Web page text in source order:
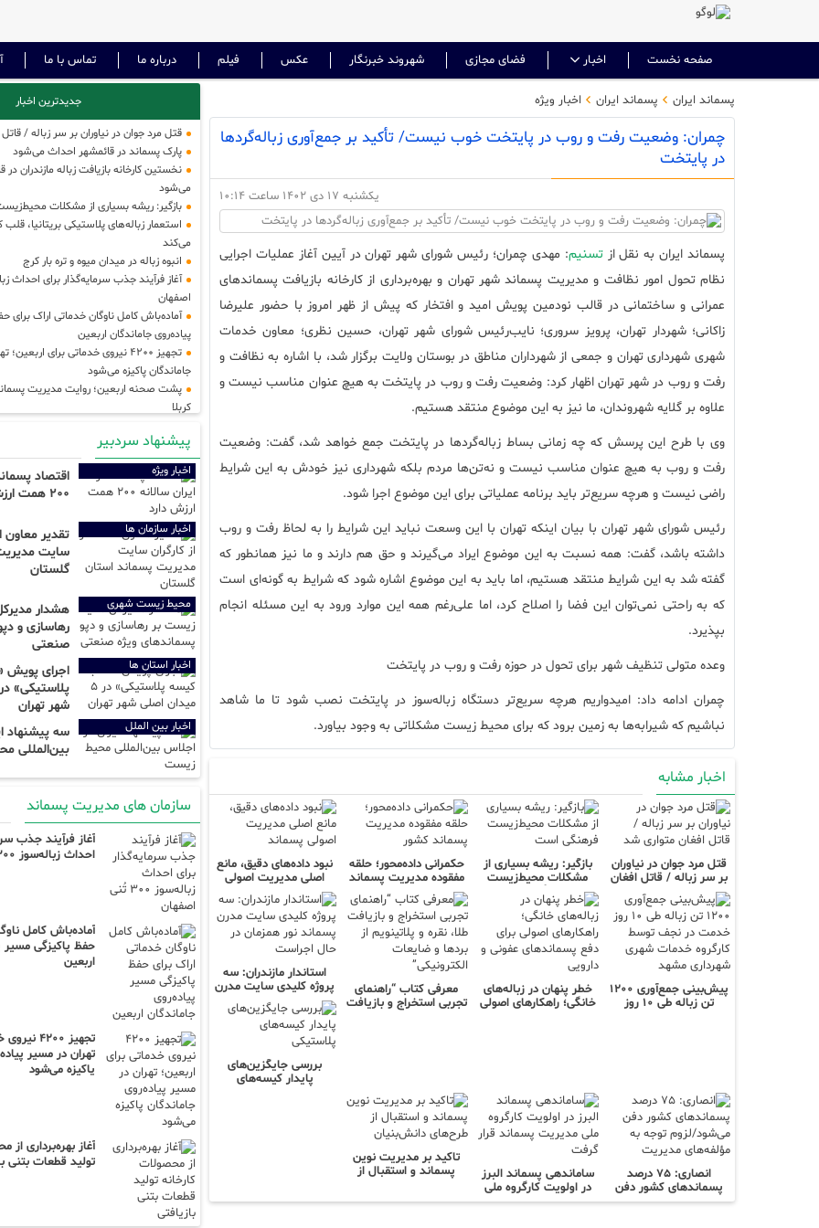
صفحه نخست اخبار فضای مجازی شهروند خبرنگار عکس فیلم درباره ما تماس با ما
پسماند ایران پسماند ایران اخبار ویژه
چمران: وضعیت رفت و روب در پایتخت خوب نیست/ تأکید بر جمع‌آوری زباله‌گردها
در پایتخت
یکشنبه 17 دی 1402 ساعت 10:14
پسماند ایران به نقل ازتسنیم: مهدی چمران؛ رئیس شورای شهر تهران در آیین آغاز عملیات اجرایی
نظام تحول امور نظافت و مدیریت پسماند شهر تهران و بهره‌برداری از کارخانه بازیافت پسماند‌های
عمرانی و ساختمانی در قالب نودمین پویش امید و افتخار که پیش از ظهر امروز با حضور علیرضا
زاکانی؛ شهردار تهران، پرویز سروری؛ نایب‌رئیس شورای شهر تهران، حسین نظری؛ معاون خدمات
شهری شهرداری تهران و جمعی از شهرداران مناطق در بوستان ولایت برگزار شد، با اشاره به نظافت و
رفت و روب در شهر تهران اظهار کرد: وضعیت رفت و روب در پایتخت به هیچ عنوان مناسب نیست و
علاوه بر گلایه شهروندان، ما نیز به این موضوع منتقد هستیم.
وی با طرح این پرسش که چه زمانی بساط زباله‌گرد‌ها در پایتخت جمع خواهد شد، گفت: وضعیت
رفت و روب به هیچ عنوان مناسب نیست و نه‌تن‌ها مردم بلکه شهرداری نیز خودش به این شرایط
راضی نیست و هرچه سریع‌تر باید برنامه عملیاتی برای این موضوع اجرا شود.
رئیس شورای شهر تهران با بیان اینکه تهران با این وسعت نباید این شرایط را به لحاظ رفت و روب
داشته باشد، گفت: همه نسبت به این موضوع ایراد می‌گیرند و حق هم دارند و ما نیز همانطور که
گفته شد به این شرایط منتقد هستیم، اما باید به این موضوع اشاره شود که شرایط به گونه‌ای است
که به راحتی نمی‌توان این فضا را اصلاح کرد، اما علی‌رغم همه این موارد ورود به این مسئله انجام
بپذیرد.
وعده متولی تنظیف شهر برای تحول در حوزه رفت و روب در پایتخت
چمران ادامه داد: امیدواریم هرچه سریع‌تر دستگاه زباله‌سوز در پایتخت نصب شود تا ما شاهد
نباشیم که شیرابه‌ها به زمین برود که برای محیط زیست مشکلاتی به وجود بیاورد.
اخبار مشابه
قتل مرد جوان در نیاوران
بر سر زباله / قاتل افغان
متواری شد
بازگیر: ریشه بسیاری از
مشکلات محیط‌زیست
فرهنگی است
حکمرانی داده‌محور؛ حلقه
مفقوده مدیریت پسماند
کشور
نبود داده‌های دقیق، مانع
اصلی مدیریت اصولی
پسماند
پیش‌بینی جمع‌آوری ۱۲۰۰
تن زباله طی ۱۰ روز
خطر پنهان در زباله‌های
خانگی؛ راهکارهای اصولی
معرفی کتاب “راهنمای
تجربی استخراج و بازیافت
استاندار مازندران: سه
پروژه کلیدی سایت مدرن
پسماند نور همزمان در
حال اجراست
بررسی جایگزین‌های
پایدار کیسه‌های
انصاری: ۷۵ درصد
پسماندهای کشور دفن
می‌شود/لزوم توجه به
ساماندهی پسماند البرز
در اولویت کارگروه ملی
مدیریت پسماند قرار
تاکید بر مدیریت نوین
پسماند و استقبال از
جدیدترین اخبار
قتل مرد جوان در نیاوران بر سر زباله /
پارک پسماند در قائمشهر احداث می‌شود
نخستین کارخانه بازیافت زباله مازندران
می‌شود
بازگیر: ریشه بسیاری از مشکلات
استعمار زباله‌های پلاستیکی بریتانیا، قلب
می‌کند
انبوه زباله در میدان میوه و تره بار کرج
اصفهان
آماده‌باش کامل ناوگان خدماتی اراک برای
پیاده‌روی جاماندگان اربعین
تجهیز ۴۲۰۰ نیروی خدماتی برای
جاماندگان پاکیزه می‌شود
پشت صحنه اربعین؛ روایت مدیریت
کربلا
نجف جمع آوری می‌شود
آغاز بهره‌برداری از محصولات کارخانه تولید
اروپا؛ پیشتاز تغییر با «سخت‌گیرانه‌ترین
حکمرانی داده‌محور؛ حلقه مفقوده مدیریت
حل ریشه‌ای معضل آرادکوه با راه‌اندازی
نبود داده‌های دقیق، مانع اصلی مدیریت
مدیریت پسماند و ساماندهی فاضلاب از
مازندران است
شهرداری ارومیه عملیات جمع‌آوری
دریاچه را آغاز کرد
توسط کارگروه خدمات شهری شهرداری مشهد
پیشرفت چشمگیر راه دسترسی،سیستم
کامل تصفیه‌خانه زباله‌سوز ساری
پیشنهاد سردبیر
اخبار ویژه
اقتصاد
۲۰۰ همت ارزش دارد
اخبار سازمان ها
تقدیر معاون
سایت
گلستان
محیط زیست شهری
هشدار
رهاسازی و
صنعتی
اخبار استان ها
اجرای پویش
شهر تهران
اخبار بین الملل
سه پیشنهاد
بین‌المللی
سازمان های مدیریت پسماند
آغاز فرآیند جذب
احداث زباله‌سوز ۳۰۰ تُنی اصفهان
آماده‌باش کامل
حفظ پاکیزگی مسیر
اربعین
تجهیز
تهران در مسیر
پاکیزه می‌شود
آغاز بهره‌برداری از
تولید قطعات بتنی